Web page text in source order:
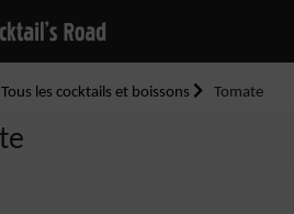
Tous les cocktails et boissons Tomate